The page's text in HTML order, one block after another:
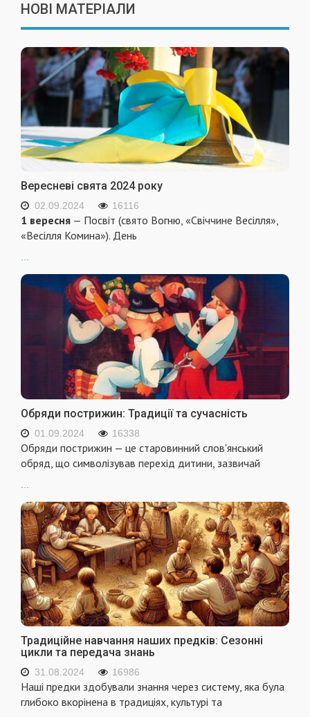
НОВІ МАТЕРІАЛИ
Вересневі свята 2024 року
02.09.2024 16116
1 вересня — Посвіт (свято Вогню, «Свіччине Весілля»,
«Весілля Комина»). День
...
Обряди пострижин: Традиції та сучасність
01.09.2024 16338
Обряди пострижин — це старовинний слов'янський
обряд, що символізував перехід дитини, зазвичай
Традиційне навчання наших предків: Сезонні
цикли та передача знань
31.08.2024 16986
Наші предки здобували знання через систему, яка була
глибоко вкорінена в традиціях, культурі та